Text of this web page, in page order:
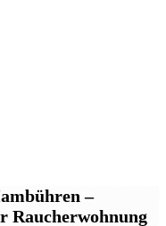
–
Raucherwohnung